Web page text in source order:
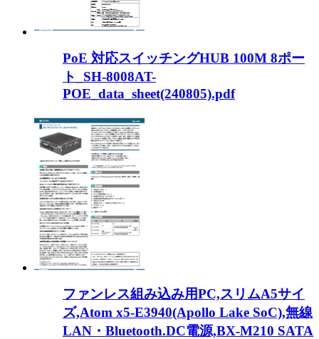
PoE 対応スイッチングHUB 100M 8ポー
ト_SH-8008AT-
POE_data_sheet(240805).pdf
ファンレス組み込み用PC,スリムA5サイ
ズ,Atom x5-E3940(Apollo Lake SoC),無線
LAN・Bluetooth.DC電源,BX-M210 SATA